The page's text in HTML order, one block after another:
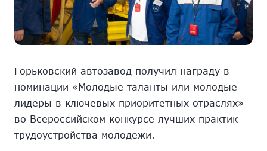
Горьковский автозавод получил награду в
номинации «Молодые таланты или молодые
лидеры в ключевых приоритетных отраслях»
во Всероссийском конкурсе лучших практик
трудоустройства молодежи.